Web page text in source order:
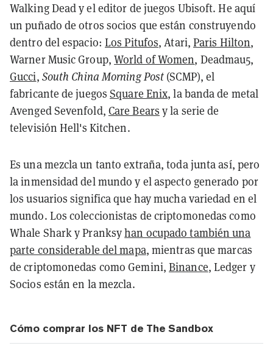
Walking Dead y el editor de juegos Ubisoft. He aquí
un puñado de otros socios que están construyendo
dentro del espacio:Los Pitufos, Atari,Paris Hilton,
Warner Music Group,World of Women, Deadmau5,
Gucci, South China Morning Post (SCMP), el
fabricante de juegosSquare Enix, la banda de metal
Avenged Sevenfold, Care Bears y la serie de
televisión Hell's Kitchen.
Es una mezcla un tanto extraña, toda junta así, pero
la inmensidad del mundo y el aspecto generado por
los usuarios significa que hay mucha variedad en el
mundo. Los coleccionistas de criptomonedas como
Whale Shark y Pranksyhan ocupado también una
parte considerable del mapa, mientras que marcas
de criptomonedas como Gemini,Binance, Ledger y
Socios están en la mezcla.
Cómo comprar los NFT de The Sandbox